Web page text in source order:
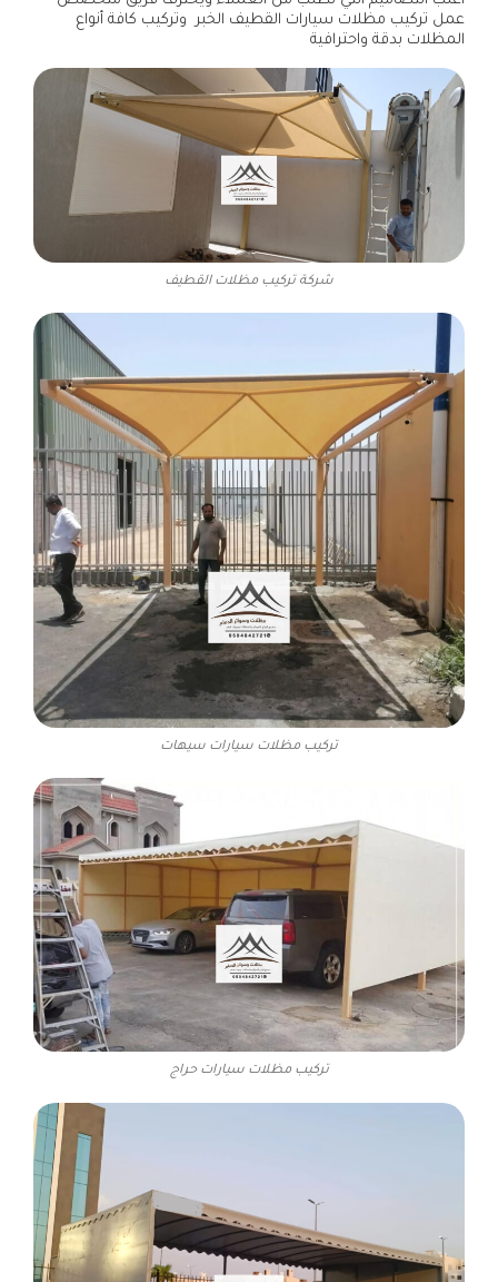
عمل تركيب مظلات سيارات القطيف الخبر وتركيب كافة أنواع
المظلات بدقة واحترافية
شركة تركيب مظلات القطيف
تركيب مظلات سيارات سيهات
تركيب مظلات سيارات حراج